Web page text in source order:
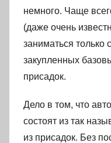
немного. Чаще
(даже очень
заниматься
закупленных
присадок.
Дело в том, что
состоят из так
из присадок. Без